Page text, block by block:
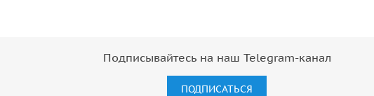
Подписывайтесь на наш Telegram-канал
ПОДПИСАТЬСЯ